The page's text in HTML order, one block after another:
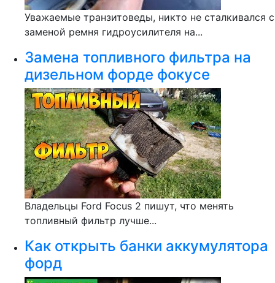
Уважаемые транзитоведы, никто не сталкивался с
заменой ремня гидроусилителя на...
Замена топливного фильтра на
дизельном форде фокусе
Владельцы Ford Focus 2 пишут, что менять
топливный фильтр лучше...
Как открыть банки аккумулятора
форд